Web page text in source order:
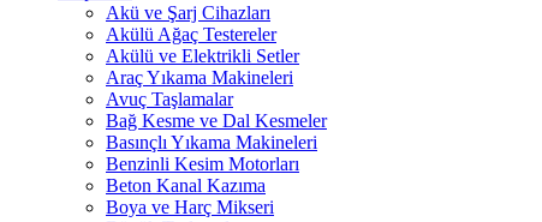
Akü ve Şarj Cihazları
Akülü Ağaç Testereler
Akülü ve Elektrikli Setler
Araç Yıkama Makineleri
Avuç Taşlamalar
Bağ Kesme ve Dal Kesmeler
Basınçlı Yıkama Makineleri
Benzinli Kesim Motorları
Beton Kanal Kazıma
Boya ve Harç Mikseri